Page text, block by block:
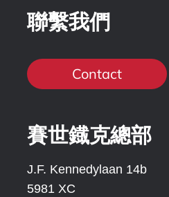
聯繫我們
Contact
賽世鐡克總部
J.F. Kennedylaan 14b
5981 XC